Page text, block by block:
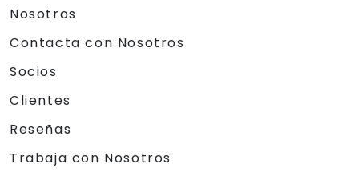
Nosotros
Contacta con Nosotros
Socios
Clientes
Reseñas
Trabaja con Nosotros